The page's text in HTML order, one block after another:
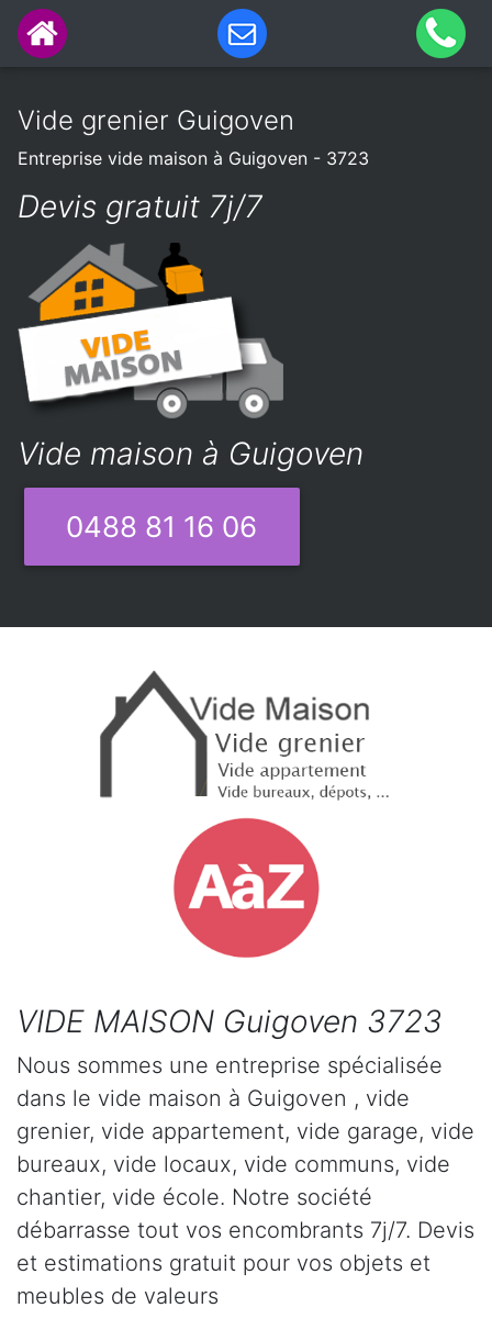
Vide grenier Guigoven
Entreprise vide maison à Guigoven - 3723
Devis gratuit 7j/7
Vide maison à Guigoven
0488 81 16 06
VIDE MAISON Guigoven 3723
Nous sommes une entreprise spécialisée
dans le vide maison à Guigoven , vide
grenier, vide appartement, vide garage, vide
bureaux, vide locaux, vide communs, vide
chantier, vide école. Notre société
débarrasse tout vos encombrants 7j/7. Devis
et estimations gratuit pour vos objets et
meubles de valeurs